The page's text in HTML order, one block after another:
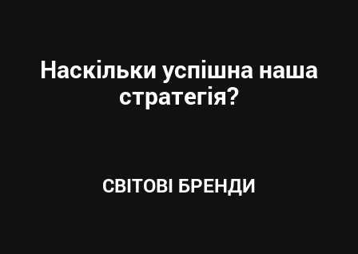
Наскільки успішна наша
стратегія?
СВІТОВІ БРЕНДИ